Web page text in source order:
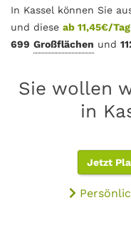
In Kassel können Sie
und diese ab 11,45€/Tag
699 Großflächen und
Sie wollen
in
Jetzt